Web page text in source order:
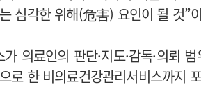
심각한 위해(危害) 요인이 될 것”
의료인의 판단·지도·감독·의뢰
로 한 비의료건강관리서비스까지